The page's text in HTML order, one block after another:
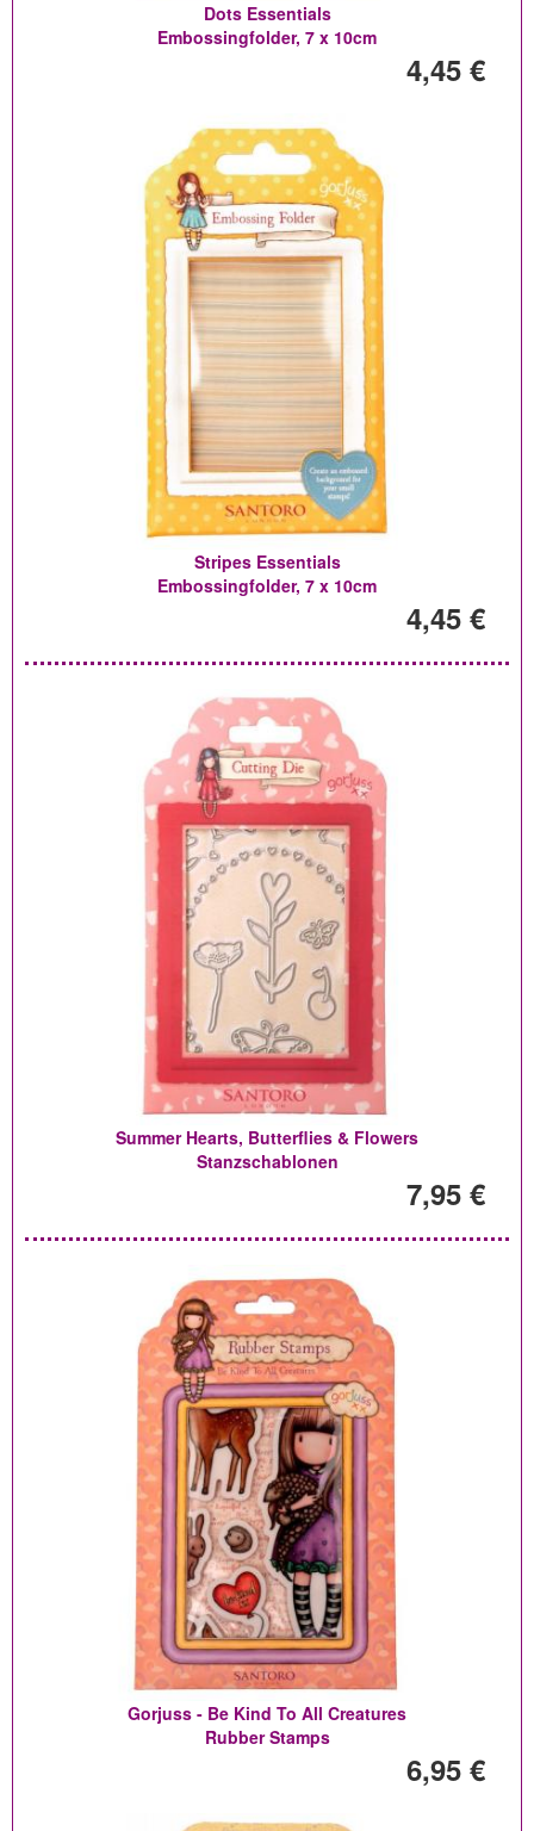
Dots Essentials
Embossingfolder, 7 x 10cm
4,45 €
Stripes Essentials
Embossingfolder, 7 x 10cm
4,45 €
Summer Hearts, Butterflies & Flowers
Stanzschablonen
7,95 €
Gorjuss - Be Kind To All Creatures
Rubber Stamps
6,95 €